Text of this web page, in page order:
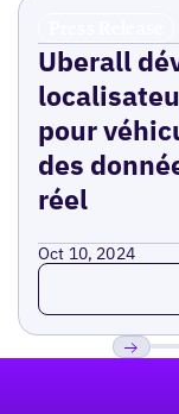
Uberall
pour
des
réel
Oct 10, 2024
Read more